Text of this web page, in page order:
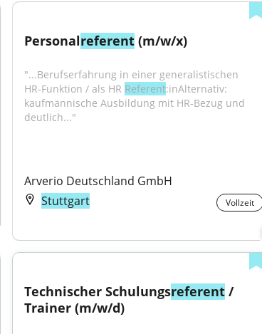
Personalreferent (m/w/x)
"...Berufserfahrung in einer generalistischen
HR‑Funktion / als HR Referent:inAlternativ:
kaufmännische Ausbildung mit HR‑Bezug und
deutlich..."
Arverio Deutschland GmbH
Stuttgart
Vollzeit
Technischer Schulungsreferent /
Trainer (m/w/d)